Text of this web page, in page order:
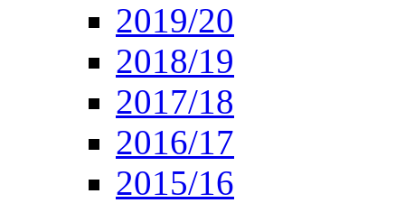
2019/20
2018/19
2017/18
2016/17
2015/16